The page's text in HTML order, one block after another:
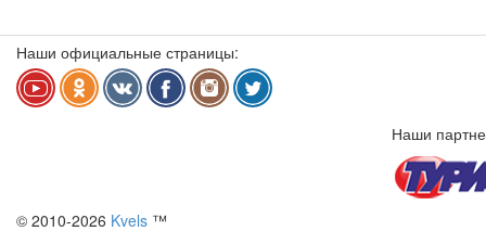
Наши официальные страницы:
Наши
© 2010-2026 Kvels ™